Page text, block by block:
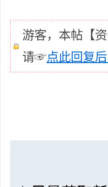
游客，本帖【
请☞点此回复